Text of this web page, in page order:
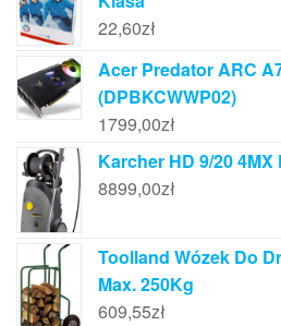
22,60zł
Acer Predator ARC
(DPBKCWWP02)
1799,00zł
Karcher HD 9/20 4MX
8899,00zł
Toolland Wózek Do
Max. 250Kg
609,55zł